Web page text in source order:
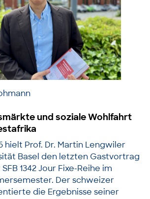
und soziale Wohlfahrt
hielt Prof. Dr. Martin Lengwiler
Basel den letzten Gastvortrag
1342 Jour Fixe-Reihe im
Der schweizer
die Ergebnisse seiner